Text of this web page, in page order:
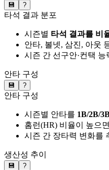
💾 ?
타석 결과 분포
시즌별 타석 결과를 비
안타, 볼넷, 삼진, 아웃
시즌 간 선구안·컨택
안타 구성
💾 ?
안타 구성
시즌별 안타를 1B/2B/
홈런(HR) 비율이 높으
시즌 간 장타력 변화를
생산성 추이
💾 ?